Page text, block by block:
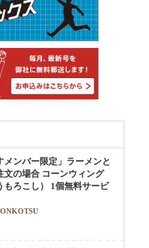
メンバー限定」ラーメンと
文の場合 コーンウィング
もろこし） 1個無料サービ